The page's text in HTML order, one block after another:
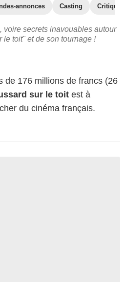
annonces Casting
voire secrets inavouables autour
le toit" et de son tournage !
de 176 millions de francs (26
sur le toit est à
du cinéma français.